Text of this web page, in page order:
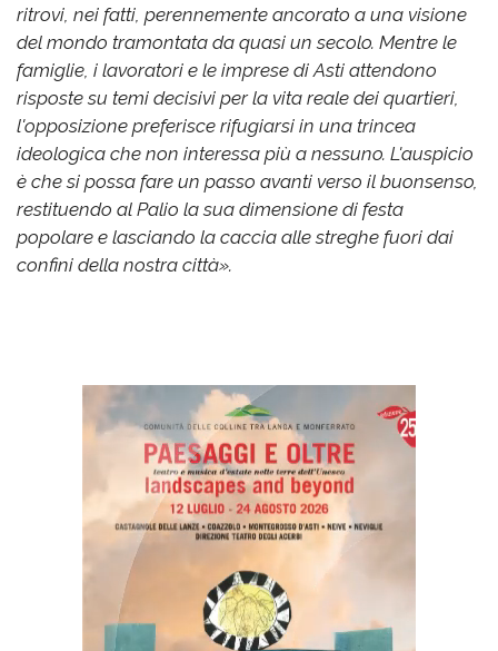
ritrovi, nei fatti, perennemente ancorato a una visione
del mondo tramontata da quasi un secolo. Mentre le
famiglie, i lavoratori e le imprese di Asti attendono
risposte su temi decisivi per la vita reale dei quartieri,
l'opposizione preferisce rifugiarsi in una trincea
ideologica che non interessa più a nessuno. L'auspicio
è che si possa fare un passo avanti verso il buonsenso,
restituendo al Palio la sua dimensione di festa
popolare e lasciando la caccia alle streghe fuori dai
confini della nostra città».